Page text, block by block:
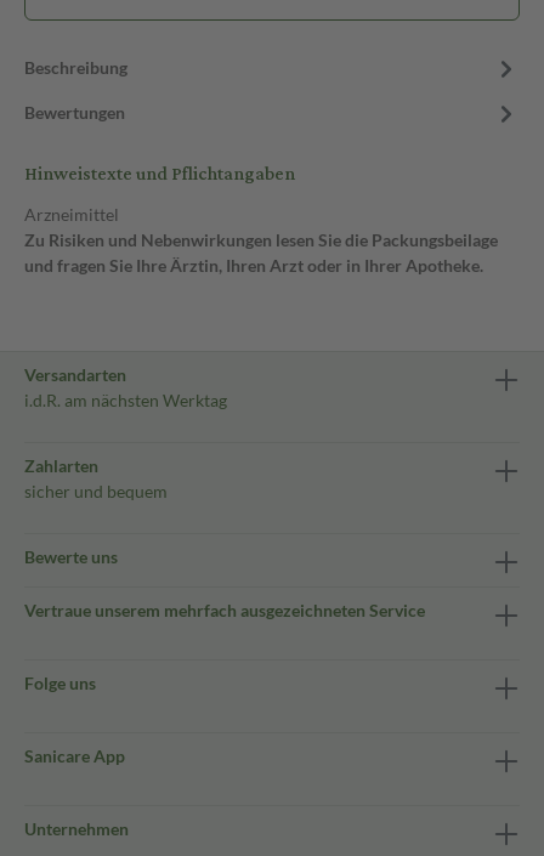
Beschreibung
Bewertungen
Hinweistexte und Pflichtangaben
Arzneimittel
Zu Risiken und Nebenwirkungen lesen Sie die Packungsbeilage
und fragen Sie Ihre Ärztin, Ihren Arzt oder in Ihrer Apotheke.
Versandarten
i.d.R. am nächsten Werktag
Zahlarten
sicher und bequem
Bewerte uns
Vertraue unserem mehrfach ausgezeichneten Service
Folge uns
Sanicare App
Unternehmen